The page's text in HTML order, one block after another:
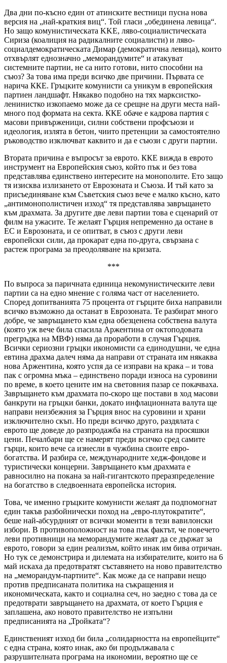
Два дни по-късно един от атинските вестници пусна нова
версия на „най-краткия виц“. Той гласи „обединена левица“.
Но защо комунистическата KKE, ляво-социалистическата
Сириза (коалиция на радикалните социалисти) и ляво-
социалдемократическата Димар (демократична левица), които
отхвърлят еднозначно „меморандумите“ и атакуват
системните партии, не са нито готови, нито способни на
съюз? За това има преди всичко две причини. Първата се
нарича ККЕ. Гръцките комунисти са уникум в европейския
партиен ландшафт. Някакво подобно на тях марксистко-
ленинистко изкопаемо може да се срещне на други места най-
много под формата на секта. ККЕ обаче е кадрова партия с
масови привърженици, силни собствени профсъюзи и
идеология, излята в бетон, чиито претенции за самостоятелно
ръководство изключват каквито и да е съюзи с други партии.
Втората причина е въпросът за еврото. ККЕ вижда в еврото
инструмент на Европейския съюз, който пък и без това
представлява единствено интересите на монополите. Ето защо
тя изисква излизането от Еврозоната и Съюза. И тъй като за
присъединяване към Съветския съюз вече е малко късно, като
„антимонополистичен изход“ тя представлява завръщането
към драхмата. За другите две леви партии това е сценарий от
филм на ужасите. Те желаят Гърция непременно да остане в
ЕС и Еврозоната, и се опитват, в съюз с други леви
европейски сили, да прокарат една по-друга, свързана с
растеж програма за преодоляване на кризата.
***
По въпроса за паричната единица некомунистическите леви
партии са на едно мнение с голяма част от населението.
Според допитванията 75 процента от гърците биха направили
всичко възможно да останат в Еврозоната. Те разбират много
добре, че завръщането към една обезценена собствена валута
(която уж вече била спасила Аржентина от октоподовата
прегръдка на МВФ) няма да проработи в случая Гърция.
Всички сериозни гръцки икономисти са единодушни, че една
евтина драхма далеч няма да направи от страната им някаква
нова Аржентина, която успя да се изправи на крака – и това
пак с огромна мъка – единствено поради износа на суровини
по време, в което цените им на световния пазар се покачваха.
Завръщането към драхмата по-скоро ще постави в ход масови
банкрути на гръцки банки, докато инфлационната валута ще
направи неизбежния за Гърция внос на суровини и храни
изключително скъп. Но преди всичко друго, раздялата с
еврото ще доведе до разпродажба на страната на просяшки
цени. Печалбари ще се намерят преди всичко сред самите
гърци, които вече са изнесли в чужбина своите евро-
богатства. И разбира се, международните хедж-фондове и
туристически концерни. Завръщането към драхмата е
равносилно на покана за най-гигантското преразпределение
на богатство в следвоенната европейска история.
Това, че именно гръцките комунисти желаят да подпомогнат
един такъв разбойнически поход на „евро-плутократите“,
беше най-абсурдният от всички моменти в тези вавилонски
избори. В противоположност на това пък фактът, че повечето
леви противници на меморандумите желаят да се държат за
еврото, говори за един реализъм, който инак им бива отричан.
Но тук се демонстрира и дилемата на избирателите, които на 6
май искаха да предотвратят съставянето на ново правителство
на „меморандум-партиите“. Как може да се направи нещо
против предписаната политика на съкращения и
икономическата, както и социална сеч, но заедно с това да се
предотврати завръщането на драхмата, от което Гърция е
заплашена, ако новото правителство не изпълни
предписанията на „Тройката“?
Единственият изход би била „солидарността на европейците“
с една страна, която инак, ако би продължавала с
разрушителната програма на икономии, вероятно ще се